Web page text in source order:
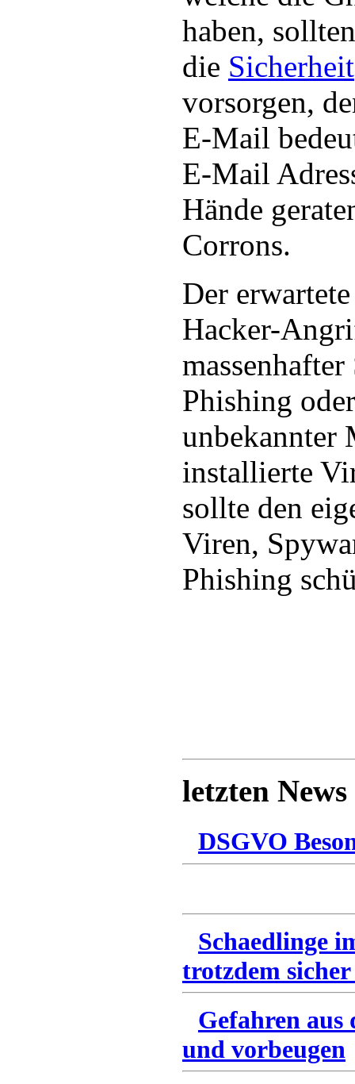
haben,
die Sicherheit
vorsorgen,
E-Mail
E-Mail
Hände
Corrons.
Der
Hacker-
Phishing
unbekannter
installierte
sollte den
Viren,
Phishing
letzten News
DSGVO
Schaedlinge
trotzdem
Gefahren
und vorbeugen